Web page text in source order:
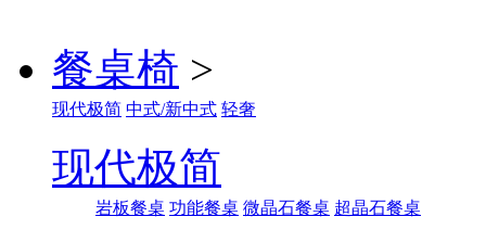
餐桌椅 >
现代极简 中式/新中式 轻奢
现代极简
岩板餐桌 功能餐桌 微晶石餐桌 超晶石餐桌